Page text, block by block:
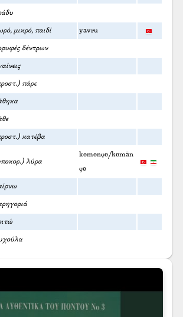
μικρό, παιδί yavru
δέντρων
πάρε
κατέβα
λύρα
kemençe/kemān
çe